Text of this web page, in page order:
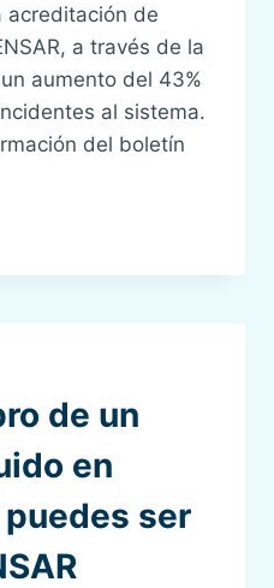
acreditación de
a través de la
aumento del 43%
al sistema.
del boletín
de un
en
puedes ser